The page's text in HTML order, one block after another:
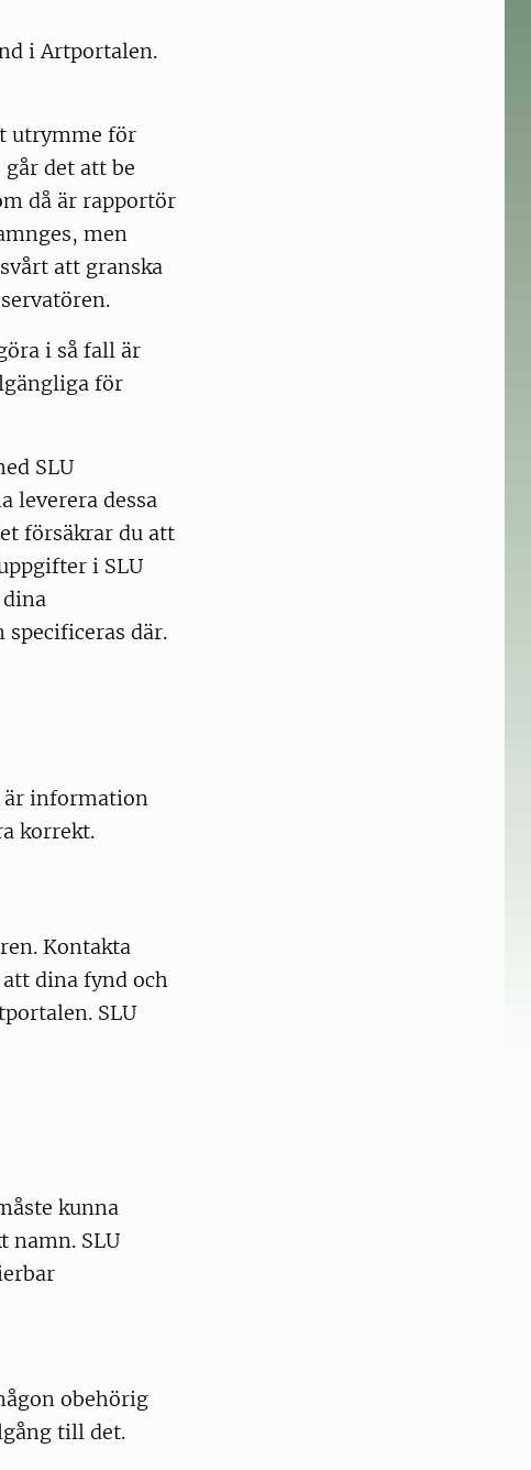
i Artportalen.
utrymme för
det att be
då är rapportör
men
att granska
i så fall är
för
SLU
leverera dessa
försäkrar du att
i SLU
specificeras där.
är information
korrekt.
Kontakta
dina fynd och
SLU
kunna
namn. SLU
obehörig
till det.